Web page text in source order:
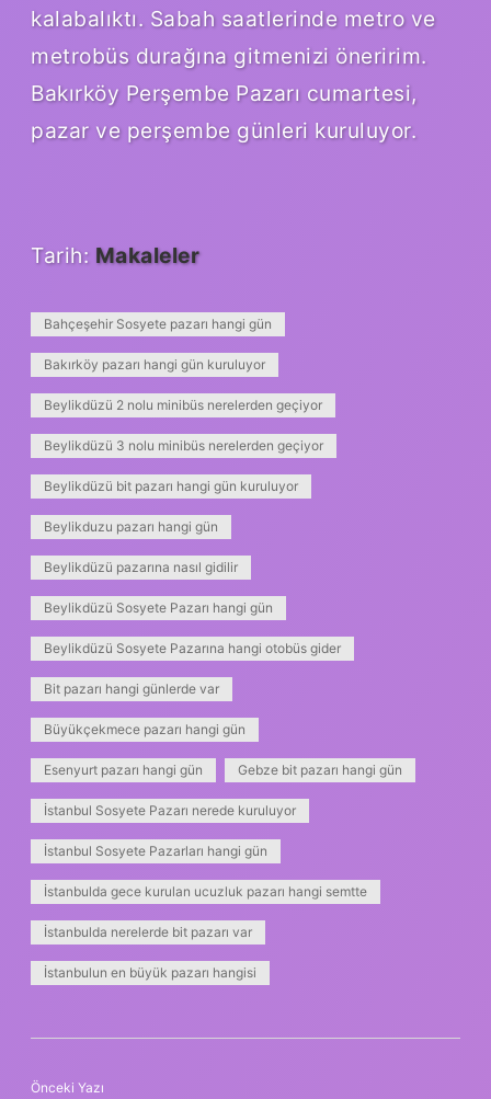
kalabalıktı. Sabah saatlerinde metro ve
metrobüs durağına gitmenizi öneririm.
Bakırköy Perşembe Pazarı cumartesi,
pazar ve perşembe günleri kuruluyor.
Tarih: Makaleler
Bahçeşehir Sosyete pazarı hangi gün
Bakırköy pazarı hangi gün kuruluyor
Beylikdüzü 2 nolu minibüs nerelerden geçiyor
Beylikdüzü 3 nolu minibüs nerelerden geçiyor
Beylikdüzü bit pazarı hangi gün kuruluyor
Beylikduzu pazarı hangi gün
Beylikdüzü pazarına nasıl gidilir
Beylikdüzü Sosyete Pazarı hangi gün
Beylikdüzü Sosyete Pazarına hangi otobüs gider
Bit pazarı hangi günlerde var
Büyükçekmece pazarı hangi gün
Esenyurt pazarı hangi gün Gebze bit pazarı hangi gün
İstanbul Sosyete Pazarı nerede kuruluyor
İstanbul Sosyete Pazarları hangi gün
İstanbulda gece kurulan ucuzluk pazarı hangi semtte
İstanbulda nerelerde bit pazarı var
İstanbulun en büyük pazarı hangisi
Önceki Yazı